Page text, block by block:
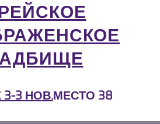
3 НОВ.МЕСТО 38